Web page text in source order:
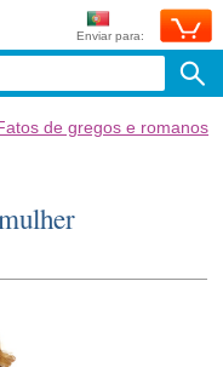
Enviar para:
de gregos e romanos